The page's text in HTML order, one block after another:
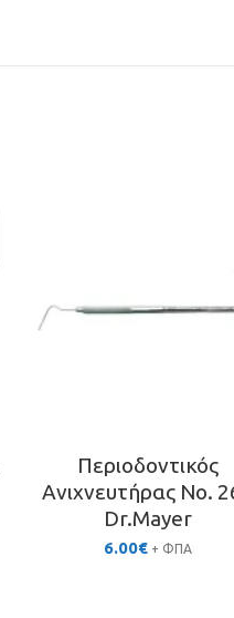
Περιοδοντικός
Ανιχνευτήρας No.
Dr.Mayer
6.00€ + ΦΠΑ